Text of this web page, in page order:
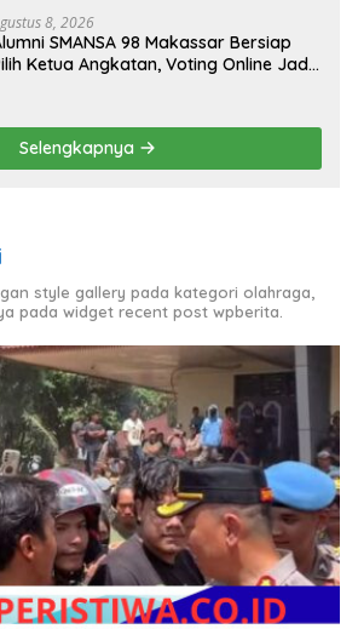
8, 2026
SMANSA 98 Makassar Bersiap
Ketua Angkatan, Voting Online Jadi
Selengkapnya
style gallery pada kategori olahraga,
pada widget recent post wpberita.